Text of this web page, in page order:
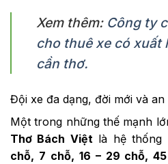
Xem thêm: Công ty
cho thuê xe có xuất
cần thơ.
Đội xe đa dạng, đời mới và an
Một trong những thế mạnh
Thơ Bách Việtlà hệ thống
chỗ, 7 chỗ, 16 – 29 chỗ,